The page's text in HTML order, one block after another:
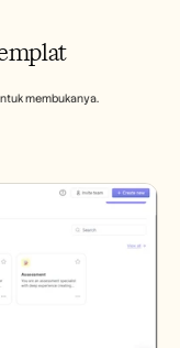
membukanya.